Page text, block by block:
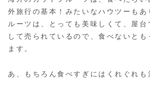
外旅行の基本！みたいなハウツーもあ
ルーツは、とっても美味しくて、屋台
して売られているので、食べないとも
ます。
あ、もちろん食べすぎにはくれぐれも